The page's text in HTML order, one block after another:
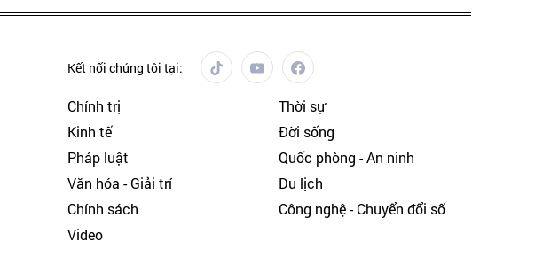
Kết nối chúng tôi tại:
Chính trị
Thời sự
Kinh tế
Đời sống
Pháp luật
Quốc phòng - An ninh
Văn hóa - Giải trí
Du lịch
Chính sách
Công nghệ - Chuyển đổi số
Video